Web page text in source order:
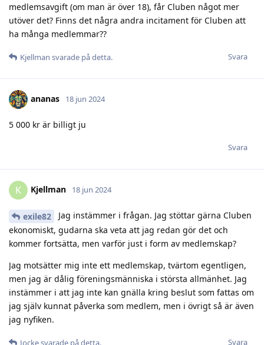
medlemsavgift (om man är över 18), får Cluben något mer
utöver det? Finns det några andra incitament för Cluben att
ha många medlemmar??
Svara
Kjellman svarade på detta.
ananas 18 jun 2024
5 000 kr är billigt ju
Svara
K Kjellman 18 jun 2024
exile82
Jag instämmer i frågan. Jag stöttar gärna Cluben
ekonomiskt, gudarna ska veta att jag redan gör det och
kommer fortsätta, men varför just i form av medlemskap?
Jag motsätter mig inte ett medlemskap, tvärtom egentligen,
men jag är dålig föreningsmänniska i största allmänhet. Jag
instämmer i att jag inte kan gnälla kring beslut som fattas om
jag själv kunnat påverka som medlem, men i övrigt så är även
jag nyfiken.
Svara
Jockesvarade på detta.